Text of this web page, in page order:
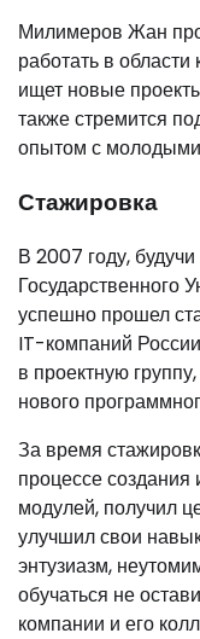
Милимеров Жан
работать в
ищет новые
также стремится
опытом с молодыми
Стажировка
В 2007 году,
Государственного
успешно прошел
IT-компаний
в проектную
нового
За время
процессе
модулей, получил
улучшил свои
энтузиазм,
обучаться не
компании и его